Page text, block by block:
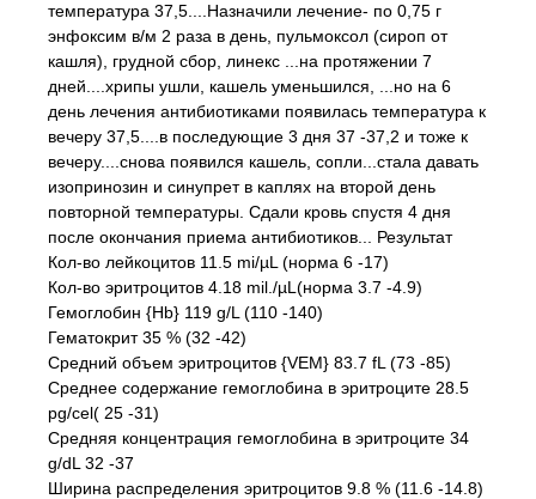
температура 37,5....Назначили лечение- по 0,75 г
энфоксим в/м 2 раза в день, пульмоксол (сироп от
кашля), грудной сбор, линекс ...на протяжении 7
дней....хрипы ушли, кашель уменьшился, ...но на 6
день лечения антибиотиками появилась температура к
вечеру 37,5....в последующие 3 дня 37 -37,2 и тоже к
вечеру....снова появился кашель, сопли...стала давать
изопринозин и синупрет в каплях на второй день
повторной температуры. Сдали кровь спустя 4 дня
после окончания приема антибиотиков... Результат
Кол-во лейкоцитов 11.5 mi/µL (норма 6 -17)
Кол-во эритроцитов 4.18 mil./µL(норма 3.7 -4.9)
Гемоглобин {Hb} 119 g/L (110 -140)
Гематокрит 35 % (32 -42)
Средний объем эритроцитов {VEM} 83.7 fL (73 -85)
Среднее содержание гемоглобина в эритроците 28.5
pg/cel( 25 -31)
Средняя концентрация гемоглобина в эритроците 34
g/dL 32 -37
Ширина распределения эритроцитов 9.8 % (11.6 -14.8)